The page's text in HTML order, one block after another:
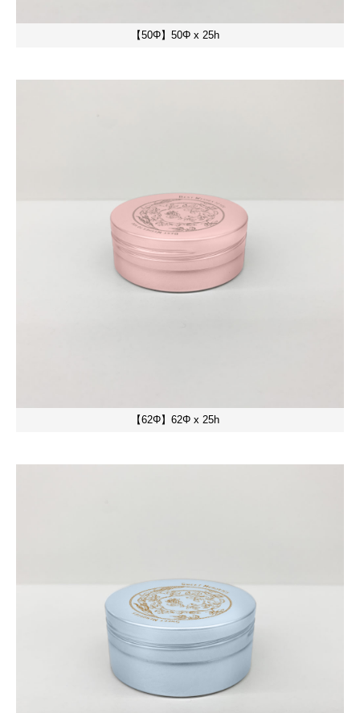
【50Φ】50Φ x 25h
【62Φ】62Φ x 25h